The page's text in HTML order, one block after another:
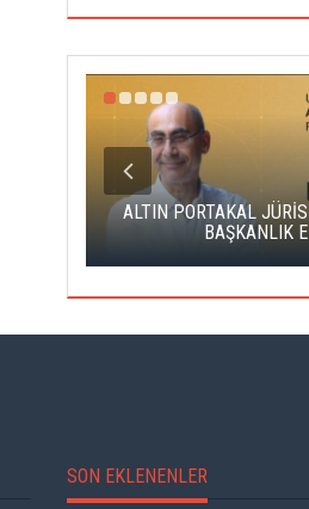
ALTIN PORTAKAL
BAŞKANLIK
SON EKLENENLER